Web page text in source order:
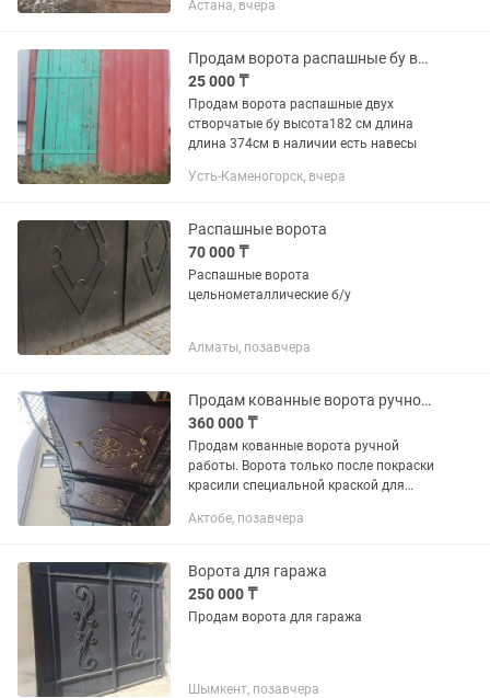
Астана, вчера
Продам ворота распашные бу высота182 см длина 374см
25 000 ₸
Продам ворота распашные двух
створчатые бу высота182 см длина
длина 374см в наличии есть навесы
Усть-Каменогорск, вчера
Распашные ворота
70 000 ₸
Распашные ворота
цельнометаллические б/у
Алматы, позавчера
Продам кованные ворота ручной работы
360 000 ₸
Продам кованные ворота ручной
работы. Ворота только после покраски
красили специальной краской для
Актобе, позавчера
Ворота для гаража
250 000 ₸
Продам ворота для гаража
Шымкент, позавчера